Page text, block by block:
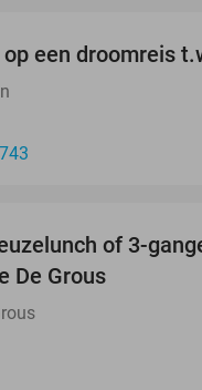
een droomreis
of 3-
De Grous